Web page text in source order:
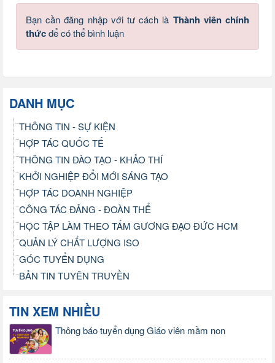
Bạn cần đăng nhập với tư cách là Thành viên chính
thứcđể có thể bình luận
DANH MỤC
THÔNG TIN - SỰ KIỆN
HỢP TÁC QUỐC TẾ
THÔNG TIN ĐÀO TẠO - KHẢO THÍ
KHỞI NGHIỆP ĐỔI MỚI SÁNG TẠO
HỢP TÁC DOANH NGHIỆP
CÔNG TÁC ĐẢNG - ĐOÀN THỂ
HỌC TẬP LÀM THEO TẤM GƯƠNG ĐẠO ĐỨC HCM
QUẢN LÝ CHẤT LƯỢNG ISO
GÓC TUYỂN DỤNG
BẢN TIN TUYÊN TRUYỀN
TIN XEM NHIỀU
Thông báo tuyển dụng Giáo viên mầm non